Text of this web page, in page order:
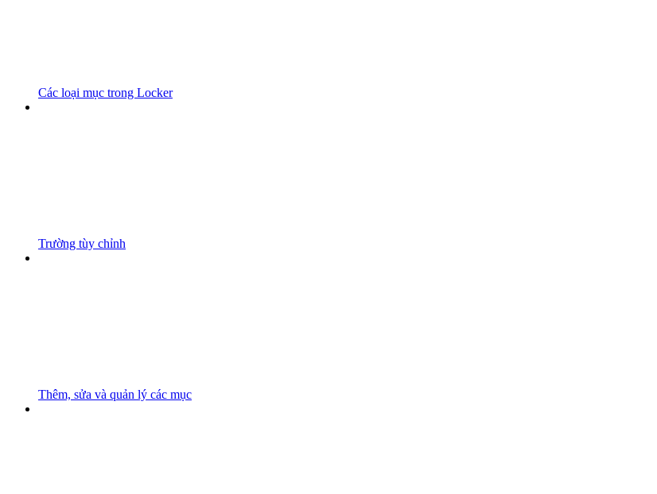
Các loại mục trong Locker
Trường tùy chỉnh
Thêm, sửa và quản lý các mục